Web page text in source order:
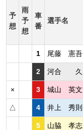
予
想
雨
予
想
車
番
選手名
1 尾藤 憲吾
2 河合 久
× 3 城山 英文
△ 4 井上 秀則
5 山脇 孝志